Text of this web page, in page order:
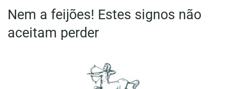
Nem a feijões! Estes signos não
aceitam perder